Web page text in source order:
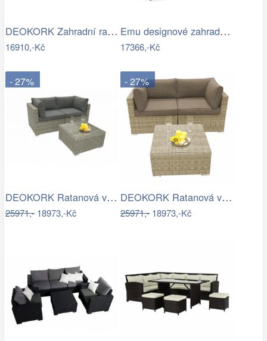
DEOKORK Zahradní ratanová sestava…
16910,-Kč
Emu designové zahradní sedačky Darwin…
17366,-Kč
- 27%
DEOKORK Ratanová variabilní sestava…
25971,-18973,-Kč
- 27%
DEOKORK Ratanová variabilní sestava…
25971,-18973,-Kč